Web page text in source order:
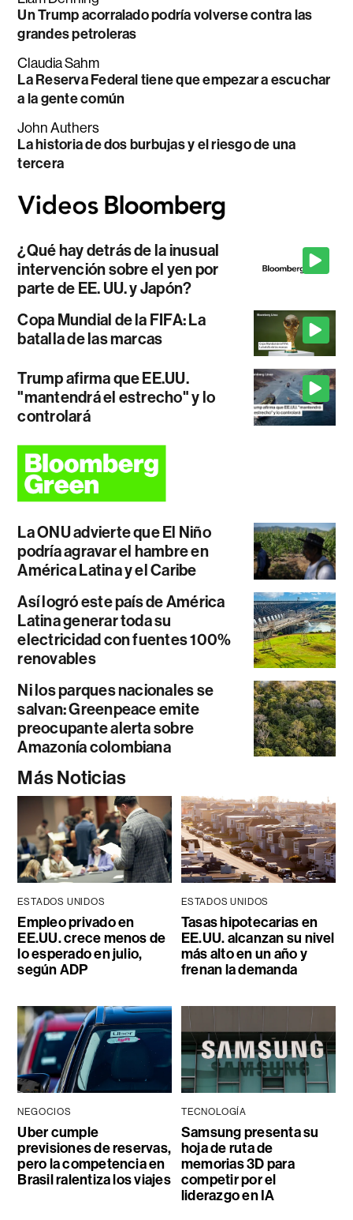
Un Trump acorralado podría volverse contra las
grandes petroleras
Claudia Sahm
La Reserva Federal tiene que empezar a escuchar
a la gente común
John Authers
La historia de dos burbujas y el riesgo de una
tercera
¿Qué hay detrás de la inusual
intervención sobre el yen por
parte de EE. UU. y Japón?
Copa Mundial de la FIFA: La
batalla de las marcas
Trump afirma que EE.UU.
"mantendrá el estrecho" y lo
controlará
La ONU advierte que El Niño
podría agravar el hambre en
América Latina y el Caribe
Así logró este país de América
Latina generar toda su
electricidad con fuentes 100%
renovables
Ni los parques nacionales se
salvan: Greenpeace emite
preocupante alerta sobre
Amazonía colombiana
Más Noticias
ESTADOS UNIDOS
Empleo privado en
EE.UU. crece menos de
lo esperado en julio,
según ADP
ESTADOS UNIDOS
Tasas hipotecarias en
EE.UU. alcanzan su nivel
más alto en un año y
frenan la demanda
NEGOCIOS
Uber cumple
previsiones de reservas,
pero la competencia en
Brasil ralentiza los viajes
TECNOLOGÍA
Samsung presenta su
hoja de ruta de
memorias 3D para
competir por el
liderazgo en IA